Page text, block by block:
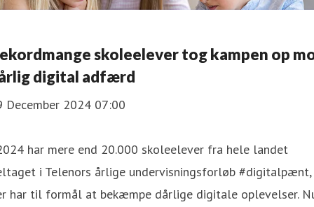
skoleelever tog kampen op
digital adfærd
December 2024 07:00
har mere end 20.000 skoleelever fra hele landet
i Telenors årlige undervisningsforløb #digitalpænt,
har til formål at bekæmpe dårlige digitale oplevelser.